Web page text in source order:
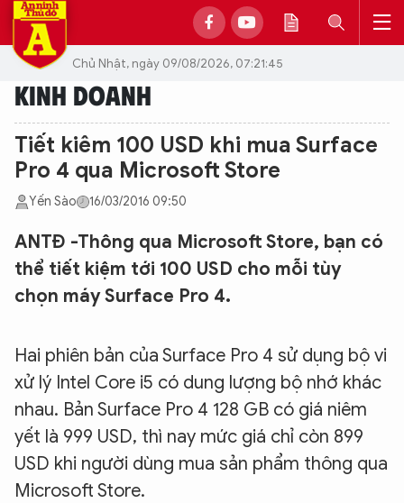
Chủ Nhật, ngày 09/08/2026, 07:21:45
KINH DOANH
Tiết kiêm 100 USD khi mua Surface
Pro 4 qua Microsoft Store
Yến Sào 16/03/2016 09:50
ANTĐ -Thông qua Microsoft Store, bạn có
thể tiết kiệm tới 100 USD cho mỗi tùy
chọn máy Surface Pro 4.
Hai phiên bản của Surface Pro 4 sử dụng bộ vi
xử lý Intel Core i5 có dung lượng bộ nhớ khác
nhau. Bản Surface Pro 4 128 GB có giá niêm
yết là 999 USD, thì nay mức giá chỉ còn 899
USD khi người dùng mua sản phẩm thông qua
Microsoft Store.